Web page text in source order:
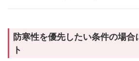
防寒性を優先したい条件の場合
ト